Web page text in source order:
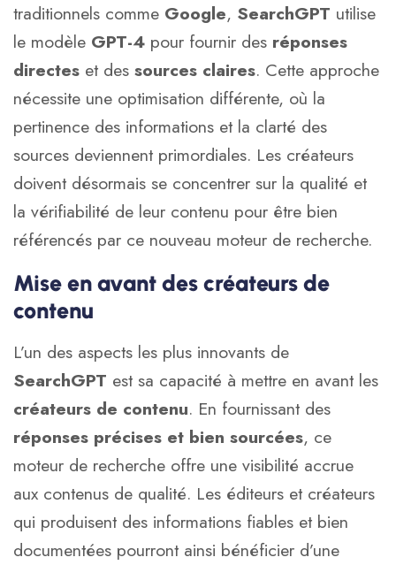
traditionnels comme Google, SearchGPT utilise
le modèle GPT-4 pour fournir des réponses
directes et des sources claires. Cette approche
nécessite une optimisation différente, où la
pertinence des informations et la clarté des
sources deviennent primordiales. Les créateurs
doivent désormais se concentrer sur la qualité et
la vérifiabilité de leur contenu pour être bien
référencés par ce nouveau moteur de recherche.
Mise en avant des créateurs de
contenu
L’un des aspects les plus innovants de
SearchGPT est sa capacité à mettre en avant les
créateurs de contenu. En fournissant des
réponses précises et bien sourcées, ce
moteur de recherche offre une visibilité accrue
aux contenus de qualité. Les éditeurs et créateurs
qui produisent des informations fiables et bien
documentées pourront ainsi bénéficier d’une